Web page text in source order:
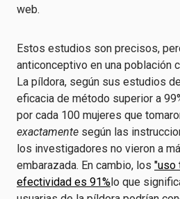
web.
Estos estudios son precisos,
anticonceptivo en una población
La píldora, según sus estudios
eficacia de método superior a
por cada 100 mujeres que
exactamente según las
los investigadores no vieron a
embarazada. En cambio, los "uso
efectividad es 91%lo que